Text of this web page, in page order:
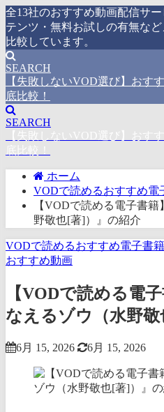
全13社のおすすめ動画配信サ
テンツ・無料お試しの有無な
比較しています。
SEARCH
【失敗しないVOD選び】おす
底比較！
SEARCH
【失敗しないVOD選び】おす
底比較！
ホーム
VODで読めるおすすめ電
【VODで読める電子書
野敬也[著]）』の紹介
VODで読めるおすすめ電子書籍
おすすめ動画
【VODで読める電
なえるゾウ（水野
6月 15, 2026 6月 15, 2026